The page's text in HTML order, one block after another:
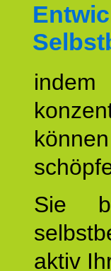
Sie
aktiv